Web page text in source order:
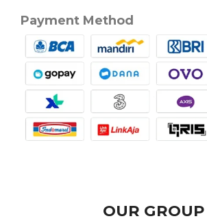
Payment Method
OUR GROUP